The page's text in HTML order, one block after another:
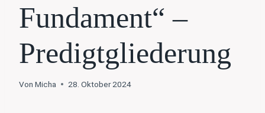
Fundament“ –
Predigtgliederung
Von Micha 28. Oktober 2024